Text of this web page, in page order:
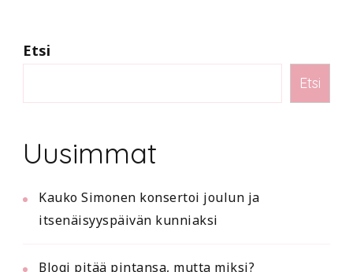
Etsi
Etsi
Uusimmat
Kauko Simonen konsertoi joulun ja
itsenäisyyspäivän kunniaksi
Blogi pitää pintansa, mutta miksi?